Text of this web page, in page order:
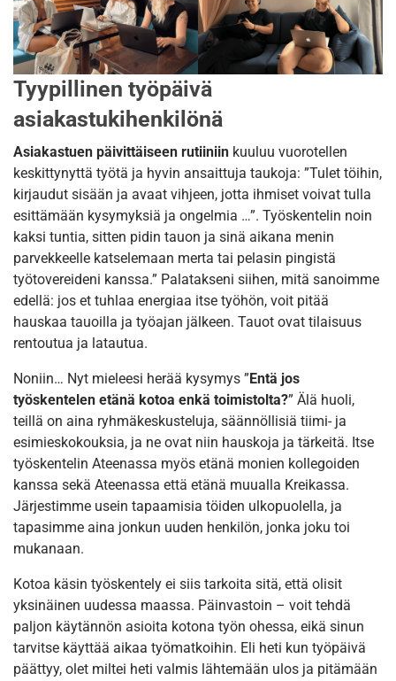
Tyypillinen työpäivä
asiakastukihenkilönä
Asiakastuen päivittäiseen rutiiniin kuuluu vuorotellen
keskittynyttä työtä ja hyvin ansaittuja taukoja: ”Tulet töihin,
kirjaudut sisään ja avaat vihjeen, jotta ihmiset voivat tulla
esittämään kysymyksiä ja ongelmia …”. Työskentelin noin
kaksi tuntia, sitten pidin tauon ja sinä aikana menin
parvekkeelle katselemaan merta tai pelasin pingistä
työtovereideni kanssa.” Palatakseni siihen, mitä sanoimme
edellä: jos et tuhlaa energiaa itse työhön, voit pitää
hauskaa tauoilla ja työajan jälkeen. Tauot ovat tilaisuus
rentoutua ja latautua.
Noniin… Nyt mieleesi herää kysymys ”Entä jos
työskentelen etänä kotoa enkä toimistolta?” Älä huoli,
teillä on aina ryhmäkeskusteluja, säännöllisiä tiimi- ja
esimieskokouksia, ja ne ovat niin hauskoja ja tärkeitä. Itse
työskentelin Ateenassa myös etänä monien kollegoiden
kanssa sekä Ateenassa että etänä muualla Kreikassa.
Järjestimme usein tapaamisia töiden ulkopuolella, ja
tapasimme aina jonkun uuden henkilön, jonka joku toi
mukanaan.
Kotoa käsin työskentely ei siis tarkoita sitä, että olisit
yksinäinen uudessa maassa. Päinvastoin – voit tehdä
paljon käytännön asioita kotona työn ohessa, eikä sinun
tarvitse käyttää aikaa työmatkoihin. Eli heti kun työpäivä
päättyy, olet miltei heti valmis lähtemään ulos ja pitämään